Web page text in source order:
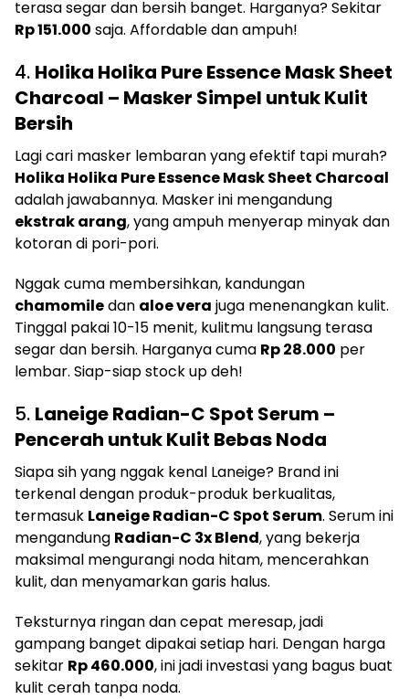
terasa segar dan bersih banget. Harganya? Sekitar
Rp 151.000 saja. Affordable dan ampuh!
4. Holika Holika Pure Essence Mask Sheet
Charcoal – Masker Simpel untuk Kulit
Bersih
Lagi cari masker lembaran yang efektif tapi murah?
Holika Holika Pure Essence Mask Sheet Charcoal
adalah jawabannya. Masker ini mengandung
ekstrak arang, yang ampuh menyerap minyak dan
kotoran di pori-pori.
Nggak cuma membersihkan, kandungan
chamomiledan aloe vera juga menenangkan kulit.
Tinggal pakai 10-15 menit, kulitmu langsung terasa
segar dan bersih. Harganya cuma Rp 28.000 per
lembar. Siap-siap stock up deh!
5. Laneige Radian-C Spot Serum –
Pencerah untuk Kulit Bebas Noda
Siapa sih yang nggak kenal Laneige? Brand ini
terkenal dengan produk-produk berkualitas,
termasuk Laneige Radian-C Spot Serum. Serum ini
mengandung Radian-C 3x Blend, yang bekerja
maksimal mengurangi noda hitam, mencerahkan
kulit, dan menyamarkan garis halus.
Teksturnya ringan dan cepat meresap, jadi
gampang banget dipakai setiap hari. Dengan harga
sekitar Rp 460.000, ini jadi investasi yang bagus buat
kulit cerah tanpa noda.